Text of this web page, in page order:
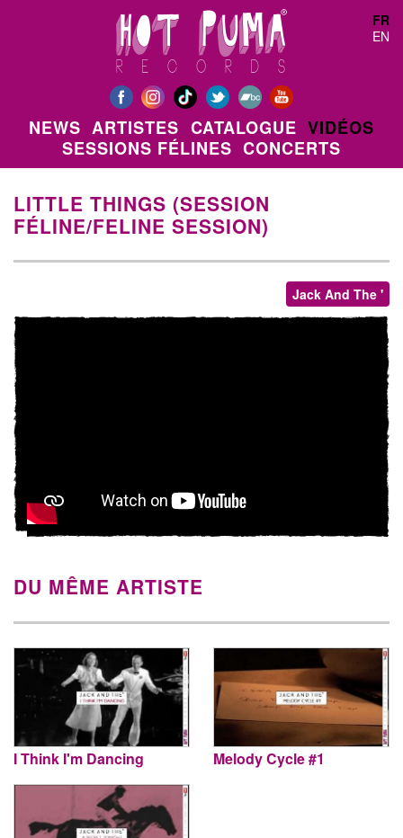
FR
EN
NEWS ARTISTES CATALOGUE VIDÉOS
SESSIONS FÉLINES CONCERTS
LITTLE THINGS (SESSION
FÉLINE/FELINE SESSION)
Jack And The '
DU MÊME ARTISTE
I Think I'm Dancing Melody Cycle #1